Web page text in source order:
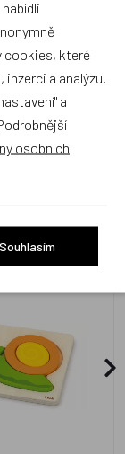
první, kdo
cookies, které
a analýzu.
a
osobních
Souhlasím